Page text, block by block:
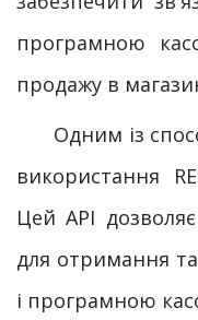
програмною
продажу в
Одним із
використання
Цей API
для отримання
і програмною